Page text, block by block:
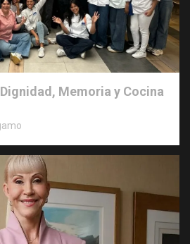
Memoria y Cocina